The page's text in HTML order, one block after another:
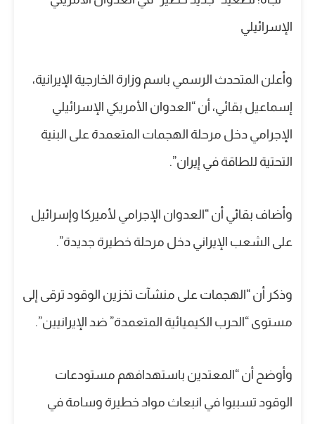
وأعلن المتحدث الرسمي باسم وزارة الخارجية الإيرانية،
إسماعيل بقائي، أن “العدوان الأمريكي الإسرائيلي
الإجرامي دخل مرحلة الهجمات المتعمدة على البنية
التحتية للطاقة في إيران”.
وأضاف بقائي أن “العدوان الإجرامي لأميركا وإسرائيل
على الشعب الإيراني دخل مرحلة خطيرة جديدة”.
وذكر أن “الهجمات على منشآت تخزين الوقود ترقى إلى
مستوى “الحرب الكيميائية المتعمدة” ضد الإيرانيين”.
وأوضح أن “المعتدين باستهدافهم مستودعات
الوقود تسببوا في انبعاث مواد خطيرة وسامة في